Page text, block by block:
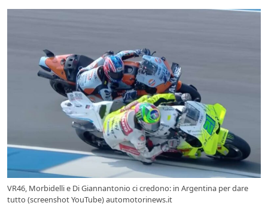
VR46, Morbidelli e Di Giannantonio ci credono: in Argentina per dare
tutto (screenshot YouTube) automotorinews.it